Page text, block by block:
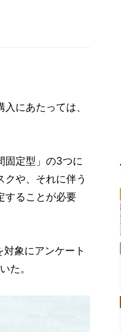
にあたっては、
固定型」の3つに
や、それに伴う
することが必要
象にアンケート
た。